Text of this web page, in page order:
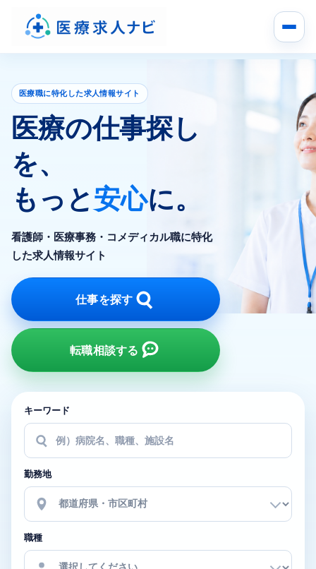
医療職に特化した求人情報サイト
医療の仕事探し
を、
もっと安心に。
看護師・医療事務・コメディカル職に特化
した求人情報サイト
仕事を探す
転職相談する
キーワード
勤務地
職種